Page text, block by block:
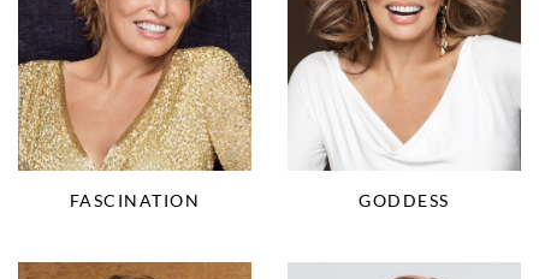
FASCINATION GODDESS